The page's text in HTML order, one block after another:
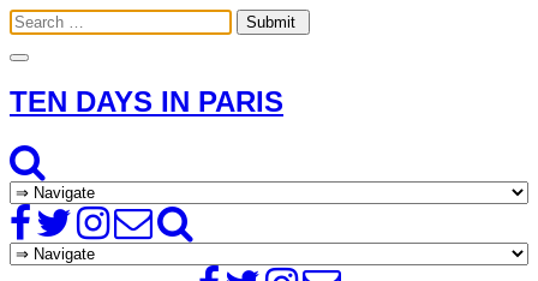
Toggle
TEN DAYS IN PARIS